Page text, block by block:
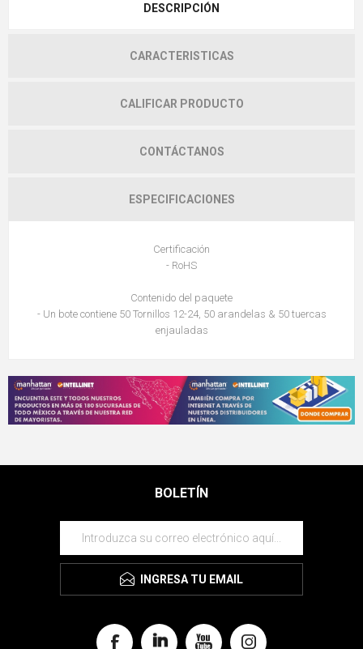
DESCRIPCIÓN
CARACTERISTICAS
CALIFICAR PRODUCTO
CONTÁCTANOS
ESPECIFICACIONES
Certificación
- RoHS
Contenido del paquete
- Un bote contiene 50 Tornillos 12-24, 50 arandelas & 50 tuercas
enjauladas
BOLETÍN
INGRESA TU EMAIL